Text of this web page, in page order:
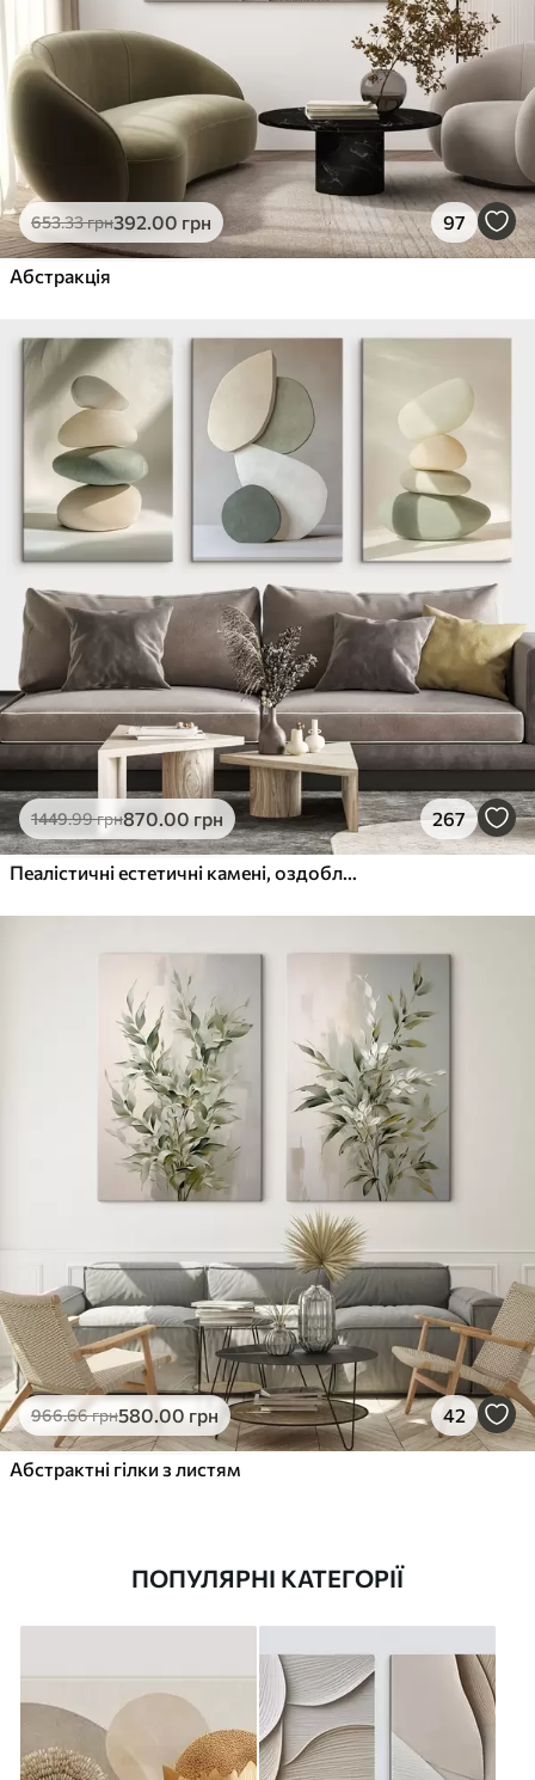
653.33грн392.00 грн 97
Абстракція
1449.99грн870.00 грн 267
Пеалістичні естетичні камені, оздоблення будинку, природне освітлення
966.66грн580.00 грн 42
Абстрактні гілки з листям
ПОПУЛЯРНІ КАТЕГОРІЇ